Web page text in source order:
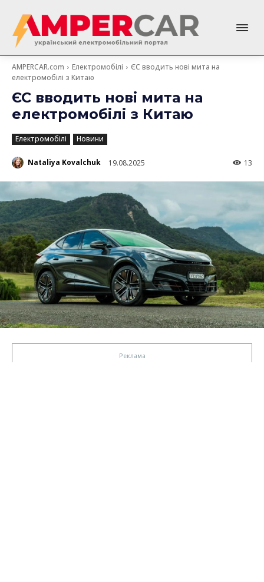
AMPERCAR.com Електромобілі
ЄС вводить нові мита на
електромобілі з Китаю
ЄС вводить нові мита на
електромобілі з Китаю
Електромобілі Новини
Nataliya Kovalchuk 19.08.2025 13